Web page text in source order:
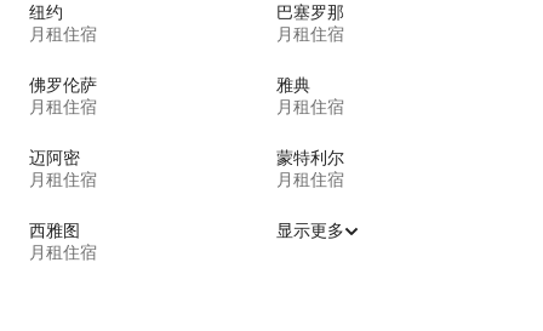
纽约
月租住宿
巴塞罗那
月租住宿
佛罗伦萨
月租住宿
雅典
月租住宿
迈阿密
月租住宿
蒙特利尔
月租住宿
西雅图
月租住宿
显示更多